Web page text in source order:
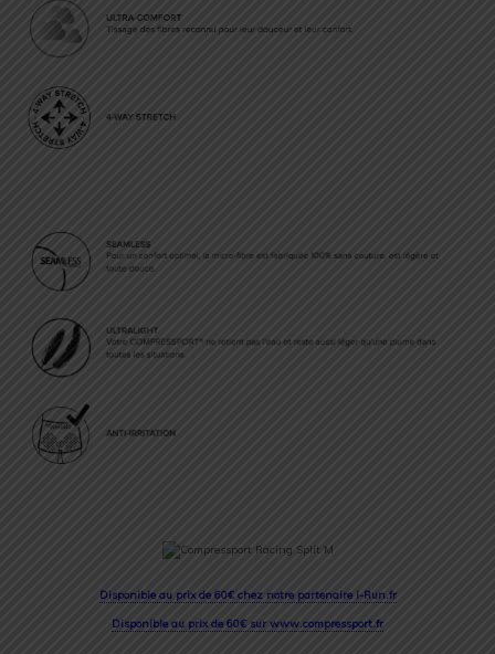
Disponible au prix de 60€ chez notre partenaire i-Run.fr
Disponible au prix de 60€ sur www.compressport.fr